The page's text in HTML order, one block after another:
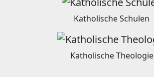
Katholische Schulen
Katholische Theologie